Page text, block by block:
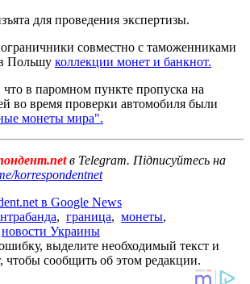
для проведения экспертизы.
совместно с таможенниками
Польшу коллекции монет и банкнот.
в паромном пункте пропуска на
во время проверки автомобиля были
монеты мира".
в Telegram. Підписуйтесь на
korrespondentnet
в Google News
, граница, монеты,
новости Украины
выделите необходимый текст и
чтобы сообщить об этом редакции.